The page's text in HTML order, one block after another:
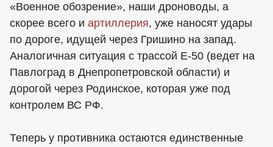
«Военное обозрение», наши дроноводы, а
скорее всего и артиллерия, уже наносят удары
по дороге, идущей через Гришино на запад.
Аналогичная ситуация с трассой Е-50 (ведет на
Павлоград в Днепропетровской области) и
дорогой через Родинское, которая уже под
контролем ВС РФ.
Теперь у противника остаются единственные